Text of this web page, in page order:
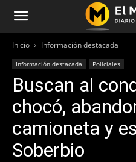
Inicio Información destacada
Información destacada Policiales
Buscan al
chocó,
camioneta y
Soberbio